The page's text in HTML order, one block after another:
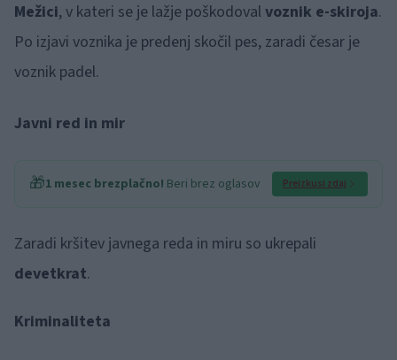
Mežici, v kateri se je lažje poškodoval voznik e-skiroja.
Po izjavi voznika je predenj skočil pes, zaradi česar je
voznik padel.
Javni red in mir
🎁1 mesec brezplačno! Beri brez oglasov Preizkusi zdaj
Zaradi kršitev javnega reda in miru so ukrepali
devetkrat.
Kriminaliteta